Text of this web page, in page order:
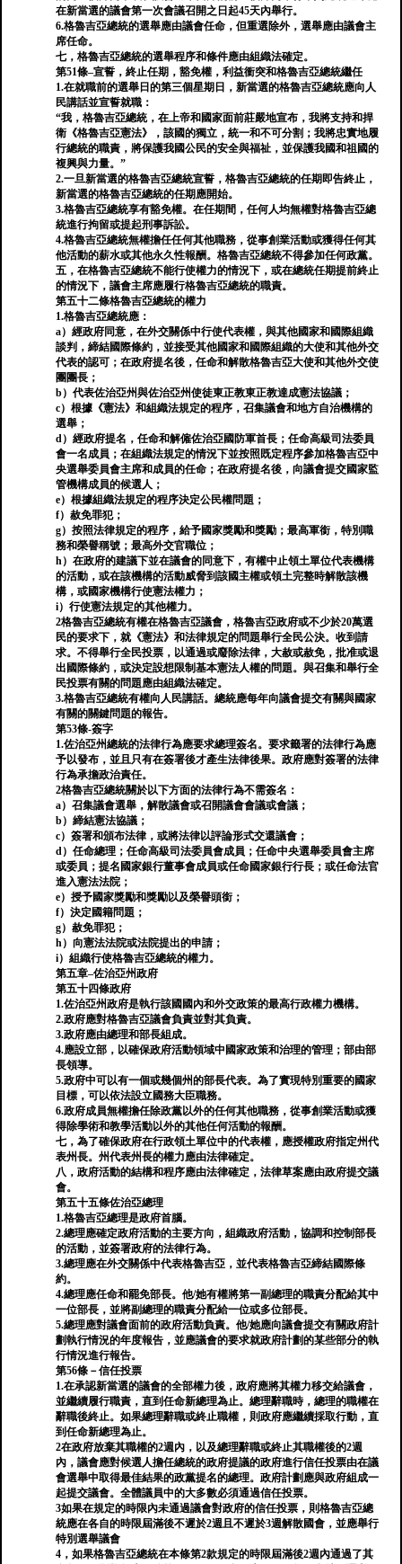
在新當選的議會第一次會議召開之日起45天內舉行。
6.格魯吉亞總統的選舉應由議會任命，但重選除外，選舉應由議會主
席任命。
七，格魯吉亞總統的選舉程序和條件應由組織法確定。
第51條–宣誓，終止任期，豁免權，利益衝突和格魯吉亞總統繼任
1.在就職前的選舉日的第三個星期日，新當選的格魯吉亞總統應向人
民講話並宣誓就職：
“我，格魯吉亞總統，在上帝和國家面前莊嚴地宣布，我將支持和捍
衛《格魯吉亞憲法》，該國的獨立，統一和不可分割；我將忠實地履
行總統的職責，將保護我國公民的安全與福祉，並保護我國和祖國的
複興與力量。”
2.一旦新當選的格魯吉亞總統宣誓，格魯吉亞總統的任期即告終止，
新當選的格魯吉亞總統的任期應開始。
3.格魯吉亞總統享有豁免權。在任期間，任何人均無權對格魯吉亞總
統進行拘留或提起刑事訴訟。
4.格魯吉亞總統無權擔任任何其他職務，從事創業活動或獲得任何其
他活動的薪水或其他永久性報酬。格魯吉亞總統不得參加任何政黨。
五，在格魯吉亞總統不能行使權力的情況下，或在總統任期提前終止
的情況下，議會主席應履行格魯吉亞總統的職責。
第五十二條格魯吉亞總統的權力
1.格魯吉亞總統應：
a）經政府同意，在外交關係中行使代表權，與其他國家和國際組織
談判，締結國際條約，並接受其他國家和國際組織的大使和其他外交
代表的認可；在政府提名後，任命和解散格魯吉亞大使和其他外交使
團團長；
b）代表佐治亞州與佐治亞州使徒東正教東正教達成憲法協議；
c）根據《憲法》和組織法規定的程序，召集議會和地方自治機構的
選舉；
d）經政府提名，任命和解僱佐治亞國防軍首長；任命高級司法委員
會一名成員；在組織法規定的情況下並按照既定程序參加格魯吉亞中
央選舉委員會主席和成員的任命；在政府提名後，向議會提交國家監
管機構成員的候選人；
e）根據組織法規定的程序決定公民權問題；
f）赦免罪犯；
g）按照法律規定的程序，給予國家獎勵和獎勵；最高軍銜，特別職
務和榮譽稱號；最高外交官職位；
h）在政府的建議下並在議會的同意下，有權中止領土單位代表機構
的活動，或在該機構的活動威脅到該國主權或領土完整時解散該機
構，或國家機構行使憲法權力；
i）行使憲法規定的其他權力。
2格魯吉亞總統有權在格魯吉亞議會，格魯吉亞政府或不少於20萬選
民的要求下，就《憲法》和法律規定的問題舉行全民公決。收到請
求。不得舉行全民投票，以通過或廢除法律，大赦或赦免，批准或退
出國際條約，或決定設想限制基本憲法人權的問題。與召集和舉行全
民投票有關的問題應由組織法確定。
3.格魯吉亞總統有權向人民講話。總統應每年向議會提交有關與國家
有關的關鍵問題的報告。
第53條-簽字
1.佐治亞州總統的法律行為應要求總理簽名。要求籤署的法律行為應
予以發布，並且只有在簽署後才產生法律後果。政府應對簽署的法律
行為承擔政治責任。
2格魯吉亞總統關於以下方面的法律行為不需簽名：
a）召集議會選舉，解散議會或召開議會會議或會議；
b）締結憲法協議；
c）簽署和頒布法律，或將法律以評論形式交還議會；
d）任命總理；任命高級司法委員會成員；任命中央選舉委員會主席
或委員；提名國家銀行董事會成員或任命國家銀行行長；或任命法官
進入憲法法院；
e）授予國家獎勵和獎勵以及榮譽頭銜；
f）決定國籍問題；
g）赦免罪犯；
h）向憲法法院或法院提出的申請；
i）組織行使格魯吉亞總統的權力。
第五章–佐治亞州政府
第五十四條政府
1.佐治亞州政府是執行該國國內和外交政策的最高行政權力機構。
2.政府應對格魯吉亞議會負責並對其負責。
3.政府應由總理和部長組成。
4.應設立部，以確保政府活動領域中國家政策和治理的管理；部由部
長領導。
5.政府中可以有一個或幾個州的部長代表。為了實現特別重要的國家
目標，可以依法設立國務大臣職務。
6.政府成員無權擔任除政黨以外的任何其他職務，從事創業活動或獲
得除學術和教學活動以外的其他任何活動的報酬。
七，為了確保政府在行政領土單位中的代表權，應授權政府指定州代
表州長。州代表州長的權力應由法律確定。
八，政府活動的結構和程序應由法律確定，法律草案應由政府提交議
會。
第五十五條佐治亞總理
1.格魯吉亞總理是政府首腦。
2.總理應確定政府活動的主要方向，組織政府活動，協調和控制部長
的活動，並簽署政府的法律行為。
3.總理應在外交關係中代表格魯吉亞，並代表格魯吉亞締結國際條
約。
4.總理應任命和罷免部長。他/她有權將第一副總理的職責分配給其中
一位部長，並將副總理的職責分配給一位或多位部長。
5.總理應對議會面前的政府活動負責。他/她應向議會提交有關政府計
劃執行情況的年度報告，並應議會的要求就政府計劃的某些部分的執
行情況進行報告。
第56條－信任投票
1.在承認新當選的議會的全部權力後，政府應將其權力移交給議會，
並繼續履行職責，直到任命新總理為止。總理辭職時，總理的職權在
辭職後終止。如果總理辭職或終止職權，則政府應繼續採取行動，直
到任命新總理為止。
2在政府放棄其職權的2週內，以及總理辭職或終止其職權後的2週
內，議會應對候選人擔任總統的政府提議的政府進行信任投票由在議
會選舉中取得最佳結果的政黨提名的總理。政府計劃應與政府組成一
起提交議會。全體議員中的大多數必須通過信任投票。
3如果在規定的時限內未通過議會對政府的信任投票，則格魯吉亞總
統應在各自的時限屆滿後不遲於2週且不遲於3週解散國會，並應舉行
特別選舉議會
4，如果格魯吉亞總統在本條第2款規定的時限屆滿後2週內通過了其